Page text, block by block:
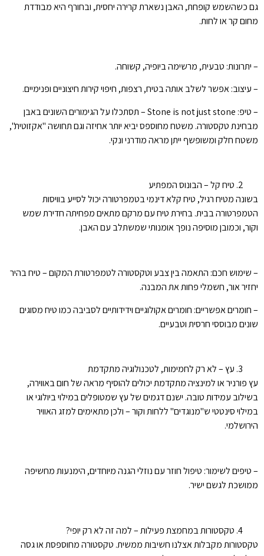
גם כשהשמש קופחת, האבן נשארת קרירה יחסית, ובחורף היא מבודדת
מחום קר או לחות.
– יתרונות: טבעית, מרשימה ביופיה, קשוחה.
– עיצוב: אפשר לשלב אותה בטיח, רצפות, חיפוי קירות חיצוניים ופנימיים.
– טיפ: Stone is not just stone – תסתכלו על הגימורים השונים באבן
מבחינת טקסטורה. משטח מחוספס יביא יותר אחיזה וגם תחושה "אקזוטית",
משטח חלק ומשופשף ייתן מראה מודרני ונקי.
טיח קל – הבונוס המפתיע
בשונה מטיח רגיל, טיח קלא דינמי בטמפרטורה יכול לסייע בוויסות
הטמפרטורה בבית. בחירת טיח עם מרקם מתאים מפחיתה חדירת שמש
וקור, וכמובן מוסיפה נופך אומנותי שמשתלב עם האבן.
– שימוש חכם: התאמה בין צבע וטקסטורה לטמפרטורת המקום – טיח בהיר
יחזיר אור, חשמלי פחות את המבנה.
– חומרים אפשריים: חומרים אקולוגיים וידידותיים לסביבה כמו טיח מסוגים
שונים מבוססי חרסית וטבעיים.
עץ – לא רק לחמימות, לטכנולוגיה מתקדמת
עץ פורניר או למינציה מתקדמת יכולים להוסיף מראה של חום באווירה,
בשילוב עמידות טובה. ישנם דגמים של עץ שמטופלים במילוי ביולוגי או
במילוי סינטטי ש"מנוגדים" ללחות וקור – ולכן מתאימים למזג האוויר
הירושלמי.
– טיפים לשימור: טיפול חוזר עם נוזלי הגנה מיוחדים, הימנעות מחשיפה
ממושכת לגשם ישיר.
טקסטורות במחמצת פעילות – למה זה לא רק יופי?
טקסטורות מקבלות אצלנו חשיבות ממשית. טקסטורה מחוספסת או גסה